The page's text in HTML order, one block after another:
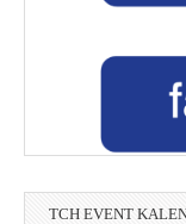
TCH EVENT